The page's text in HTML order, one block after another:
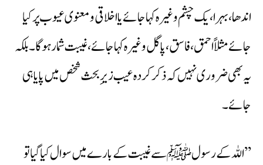
اندھا، بہرا، یک چشم وغیرہ کہا جائے یا اخلاقی ومعنوی عیوب پر کیا
جائے مثلاً احمق، فاسق، پاگل وغیرہ کہا جائے، غیبت شمار ہوگا۔ بلکہ
یہ بھی ضروری نہیں کہ ذکر کردہ عیب زیرِ بحث شخص میں پایا ہی
جائے۔
’’اللہ کے رسولﷺ سے غیبت کے بارے میں سوال کیا گیا تو